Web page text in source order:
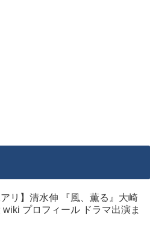
アリ】清水伸 『風、薫る』大崎
wiki プロフィール ドラマ出演ま